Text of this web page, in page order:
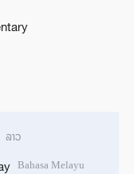
ລາວ
Bahasa Melayu